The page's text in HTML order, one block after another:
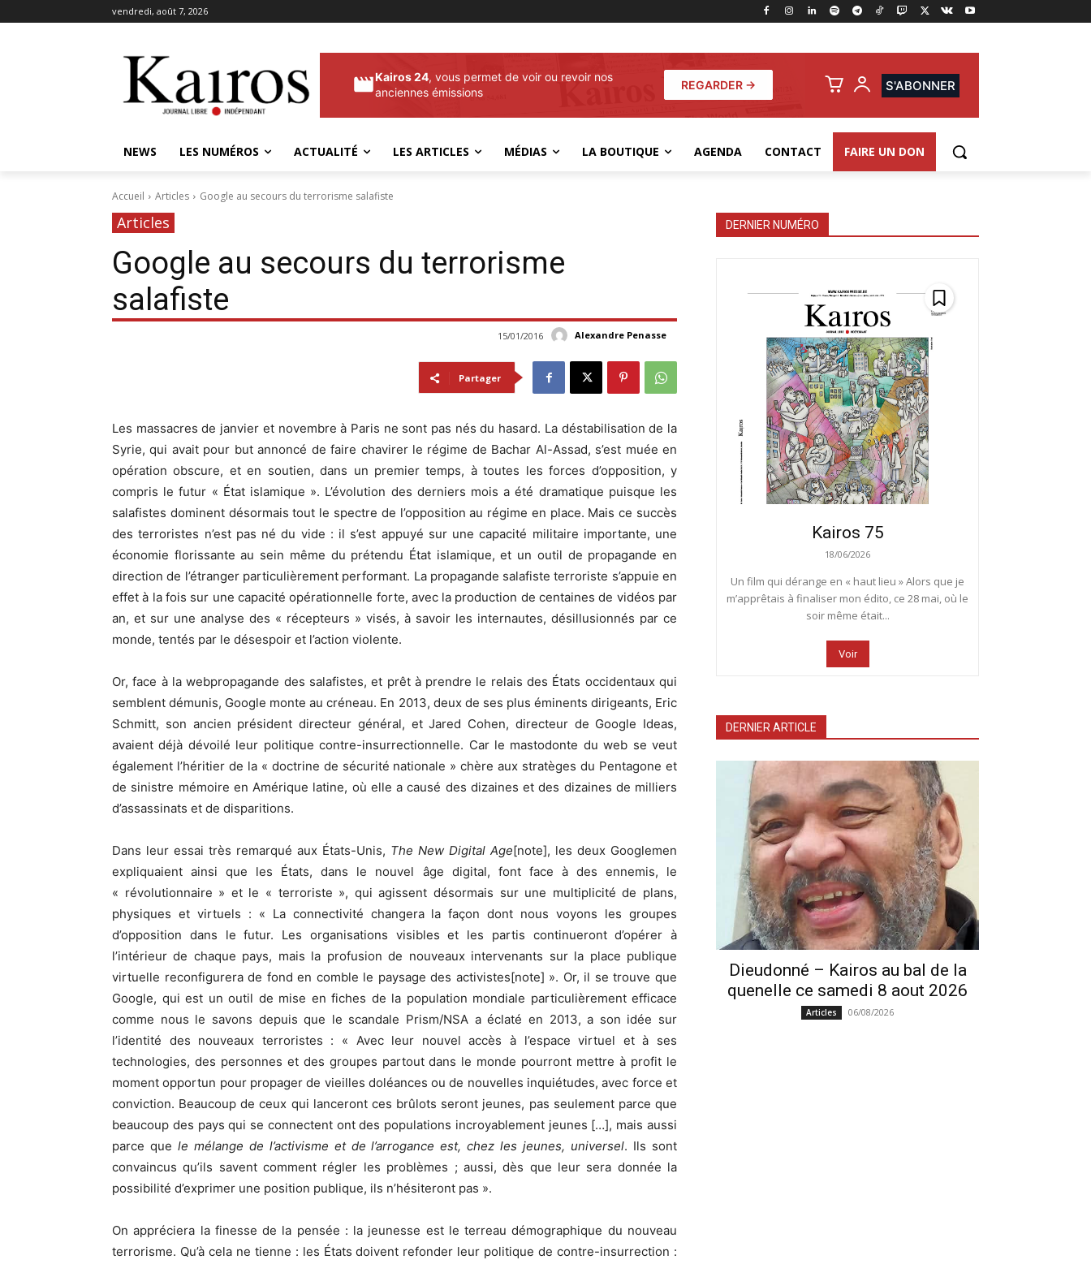
vendredi, août 7, 2026
Kairos 24, vous permet de voir ou revoir nos
anciennes émissions
REGARDER → S'ABONNER
NEWS LES NUMÉROS ACTUALITÉ LES ARTICLES MÉDIAS LA BOUTIQUE AGENDA CONTACT FAIRE UN DON
Accueil Articles Google au secours du terrorisme salafiste
Articles
Google au secours du terrorisme
salafiste
Alexandre Penasse
15/01/2016
Partager
Les massacres de janvier et novembre à Paris ne sont pas nés du hasard. La déstabilisation de la
Syrie, qui avait pour but annoncé de faire chavirer le régime de Bachar Al-Assad, s’est muée en
opération obscure, et en soutien, dans un premier temps, à toutes les forces d’opposition, y
compris le futur « État islamique ». L’évolution des derniers mois a été dramatique puisque les
salafistes dominent désormais tout le spectre de l’opposition au régime en place. Mais ce succès
des terroristes n’est pas né du vide : il s’est appuyé sur une capacité militaire importante, une
économie florissante au sein même du prétendu État islamique, et un outil de propagande en
direction de l’étranger particulièrement performant. La propagande salafiste terroriste s’appuie en
effet à la fois sur une capacité opérationnelle forte, avec la production de centaines de vidéos par
an, et sur une analyse des « récepteurs » visés, à savoir les internautes, désillusionnés par ce
monde, tentés par le désespoir et l’action violente.
Or, face à la webpropagande des salafistes, et prêt à prendre le relais des États occidentaux qui
semblent démunis, Google monte au créneau. En 2013, deux de ses plus éminents dirigeants, Eric
Schmitt, son ancien président directeur général, et Jared Cohen, directeur de Google Ideas,
avaient déjà dévoilé leur politique contre-insurrectionnelle. Car le mastodonte du web se veut
également l’héritier de la « doctrine de sécurité nationale » chère aux stratèges du Pentagone et
de sinistre mémoire en Amérique latine, où elle a causé des dizaines et des dizaines de milliers
d’assassinats et de disparitions.
Dans leur essai très remarqué aux États-Unis, The New Digital Age[note], les deux Googlemen
expliquaient ainsi que les États, dans le nouvel âge digital, font face à des ennemis, le
« révolutionnaire » et le « terroriste », qui agissent désormais sur une multiplicité de plans,
physiques et virtuels : « La connectivité changera la façon dont nous voyons les groupes
d’opposition dans le futur. Les organisations visibles et les partis continueront d’opérer à
l’intérieur de chaque pays, mais la profusion de nouveaux intervenants sur la place publique
virtuelle reconfigurera de fond en comble le paysage des activistes[note] ». Or, il se trouve que
Google, qui est un outil de mise en fiches de la population mondiale particulièrement efficace
comme nous le savons depuis que le scandale Prism/NSA a éclaté en 2013, a son idée sur
l’identité des nouveaux terroristes : « Avec leur nouvel accès à l’espace virtuel et à ses
technologies, des personnes et des groupes partout dans le monde pourront mettre à profit le
moment opportun pour propager de vieilles doléances ou de nouvelles inquiétudes, avec force et
conviction. Beaucoup de ceux qui lanceront ces brûlots seront jeunes, pas seulement parce que
beaucoup des pays qui se connectent ont des populations incroyablement jeunes […], mais aussi
parce que le mélange de l’activisme et de l’arrogance est, chez les jeunes, universel. Ils sont
convaincus qu’ils savent comment régler les problèmes ; aussi, dès que leur sera donnée la
possibilité d’exprimer une position publique, ils n’hésiteront pas ».
On appréciera la finesse de la pensée : la jeunesse est le terreau démographique du nouveau
terrorisme. Qu’à cela ne tienne : les États doivent refonder leur politique de contre-insurrection :
DERNIER NUMÉRO
Kairos 75
18/06/2026
Un film qui dérange en « haut lieu » Alors que je
m’apprêtais à finaliser mon édito, ce 28 mai, où le
soir même était...
Voir
DERNIER ARTICLE
Dieudonné – Kairos au bal de la
quenelle ce samedi 8 aout 2026
Articles 06/08/2026